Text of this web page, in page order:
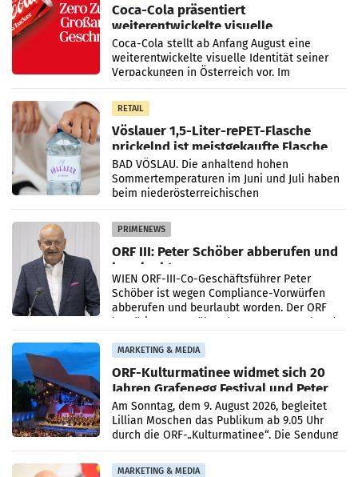
Coca-Cola präsentiert
weiterentwickelte visuelle
Markenidentität
Coca-Cola stellt ab Anfang August eine
weiterentwickelte visuelle Identität seiner
Verpackungen in Österreich vor. Im
Mittelpunkt des Redesigns stehen zentrale
Gestaltungselemente
RETAIL
Vöslauer 1,5-Liter-rePET-Flasche
prickelnd ist meistgekaufte Flasche
Österreichs
BAD VÖSLAU. Die anhaltend hohen
Sommertemperaturen im Juni und Juli haben
beim niederösterreichischen
Getränkehersteller Vöslauer zu deutlichen
Absatzzuwächsen geführt. Während
PRIMENEWS
ORF III: Peter Schöber abberufen und
beurlaubt
WIEN ORF-III-Co-Geschäftsführer Peter
Schöber ist wegen Compliance-Vorwürfen
abberufen und beurlaubt worden. Der ORF
bestätigte gegenüber der APA entsprechende
MARKETING & MEDIA
ORF-Kulturmatinee widmet sich 20
Jahren Grafenegg Festival und Peter
Simonischek
Am Sonntag, dem 9. August 2026, begleitet
Lillian Moschen das Publikum ab 9.05 Uhr
durch die ORF-„Kulturmatinee“. Die Sendung
startet mit der Dokumentation „20 Jahre
Grafenegg
MARKETING & MEDIA